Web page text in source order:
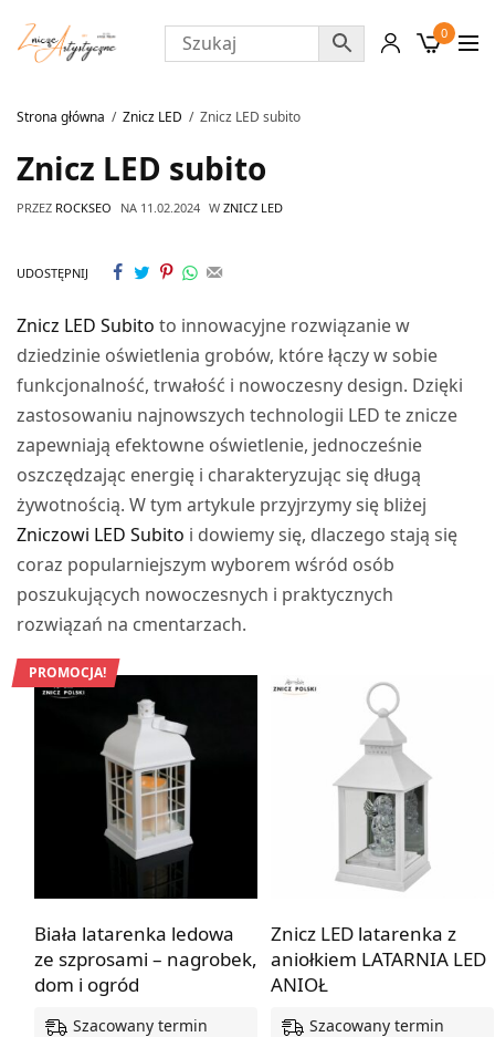
0
Strona główna Znicz LED Znicz LED subito
Znicz LED subito
PRZEZ ROCKSEO NA 11.02.2024 W ZNICZ LED
UDOSTĘPNIJ
Znicz LED Subito to innowacyjne rozwiązanie w
dziedzinie oświetlenia grobów, które łączy w sobie
funkcjonalność, trwałość i nowoczesny design. Dzięki
zastosowaniu najnowszych technologii LED te znicze
zapewniają efektowne oświetlenie, jednocześnie
oszczędzając energię i charakteryzując się długą
żywotnością. W tym artykule przyjrzymy się bliżej
Zniczowi LED Subito i dowiemy się, dlaczego stają się
coraz popularniejszym wyborem wśród osób
poszukujących nowoczesnych i praktycznych
rozwiązań na cmentarzach.
PROMOCJA!
Biała latarenka ledowa
ze szprosami – nagrobek,
dom i ogród
Szacowany termin
Znicz LED latarenka z
aniołkiem LATARNIA LED
ANIOŁ
Szacowany termin